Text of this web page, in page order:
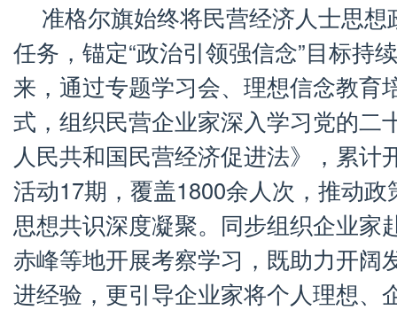
准格尔旗始终将民营经济人士思
任务，锚定“政治引领强信念”目标持
来，通过专题学习会、理想信念教育
式，组织民营企业家深入学习党的二
人民共和国民营经济促进法》，累计
活动17期，覆盖1800余人次，推动
思想共识深度凝聚。同步组织企业家
赤峰等地开展考察学习，既助力开阔
进经验，更引导企业家将个人理想、